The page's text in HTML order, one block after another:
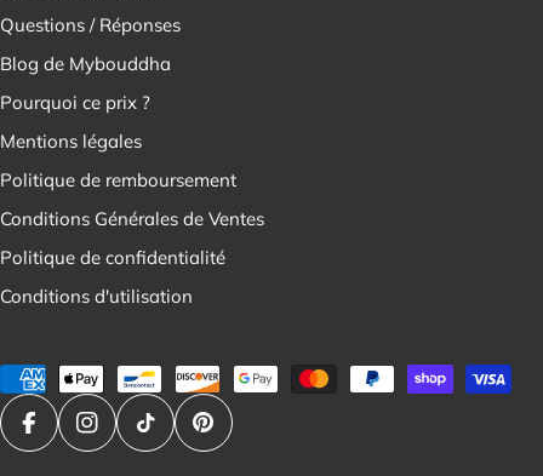
Questions / Réponses
Blog de Mybouddha
Pourquoi ce prix ?
Mentions légales
Politique de remboursement
Conditions Générales de Ventes
Politique de confidentialité
Conditions d'utilisation
Modes
de
paiement
FacebookInstagramTik TokPinterest